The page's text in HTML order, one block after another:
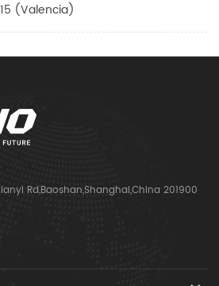
(valencia)
Rd,Baoshan,Shanghai,China 201900